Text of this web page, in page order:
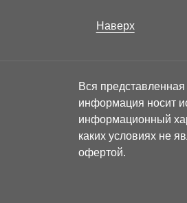
Наверх
Вся представленная
информация носит
информационный
каких условиях не
офертой.